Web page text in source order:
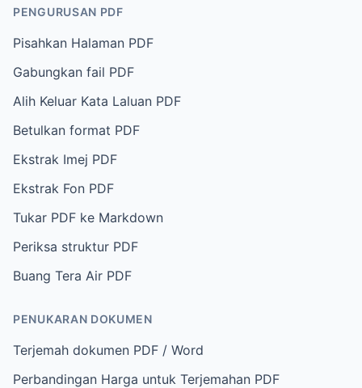
PENGURUSAN PDF
Pisahkan Halaman PDF
Gabungkan fail PDF
Alih Keluar Kata Laluan PDF
Betulkan format PDF
Ekstrak Imej PDF
Ekstrak Fon PDF
Tukar PDF ke Markdown
Periksa struktur PDF
Buang Tera Air PDF
PENUKARAN DOKUMEN
Terjemah dokumen PDF / Word
Perbandingan Harga untuk Terjemahan PDF